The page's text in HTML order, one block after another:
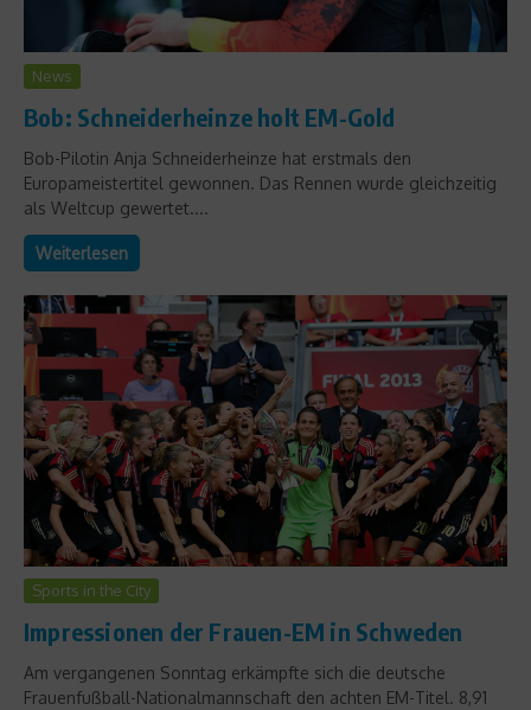
News
Bob: Schneiderheinze holt EM-Gold
Bob-Pilotin Anja Schneiderheinze hat erstmals den
Europameistertitel gewonnen. Das Rennen wurde gleichzeitig
als Weltcup gewertet....
Weiterlesen
Sports in the City
Impressionen der Frauen-EM in Schweden
Am vergangenen Sonntag erkämpfte sich die deutsche
Frauenfußball-Nationalmannschaft den achten EM-Titel. 8,91